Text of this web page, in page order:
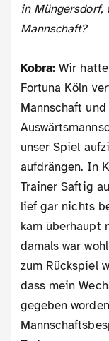
in Müngersdorf,
Mannschaft?
Kobra:Wir
Fortuna Köln
Mannschaft
unser Spiel
aufdrängen. In
Trainer Saftig
lief gar nichts
kam überhaupt
damals war
zum Rückspiel
dass mein
gegeben